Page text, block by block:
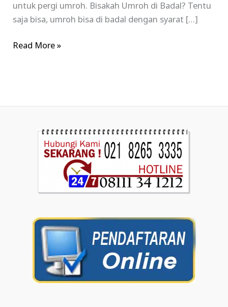
untuk pergi umroh. Bisakah Umroh di Badal? Tentu
saja bisa, umroh bisa di badal dengan syarat […]
Read More »